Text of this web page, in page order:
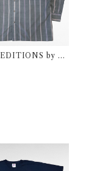
by V
stripe design